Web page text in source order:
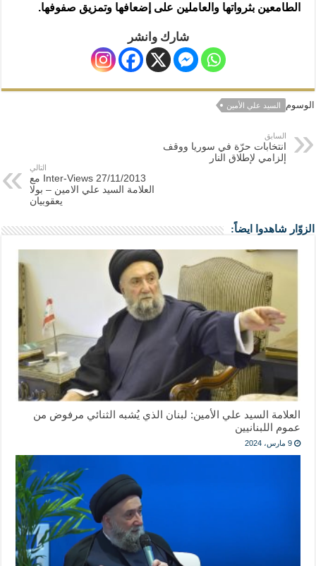
الطامعين بثرواتها والعاملين على إضعافها وتمزيق صفوفها.
شارك وانشر
الوسوم السيد علي الأمين
السابق
انتخابات حرّة في سوريا ووقف
إلزامي لإطلاق النار
التالي
Inter-Views 27/11/2013 مع
العلامة السيد علي الامين – بولا
يعقوبيان
الزوّار شاهدوا ايضاً:
العلامة السيد علي الأمين: لبنان الذي يُشبه الثنائي مرفوض من
عموم اللبنانيين
9 مارس، 2024